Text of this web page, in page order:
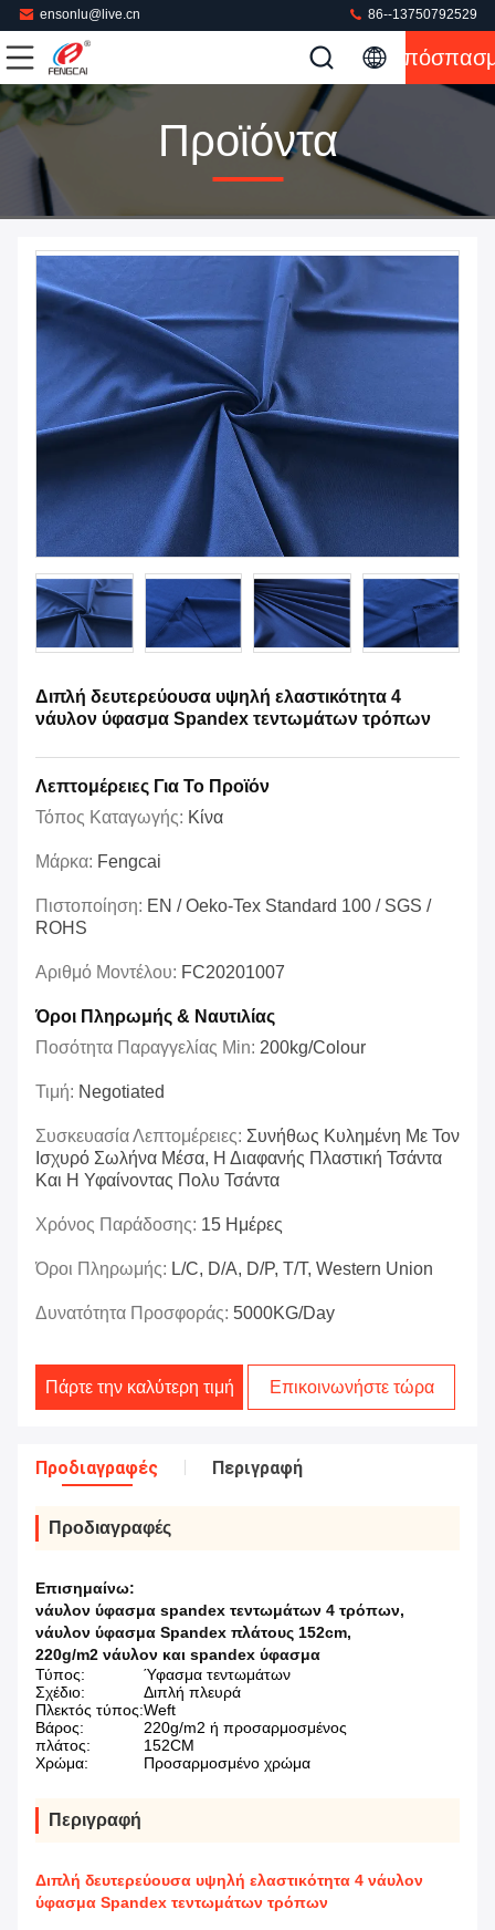
ensonlu@live.cn 86--13750792529
Προϊόντα
Διπλή δευτερεύουσα υψηλή ελαστικότητα 4
νάυλον ύφασμα Spandex τεντωμάτων τρόπων
Λεπτομέρειες Για Το Προϊόν
Τόπος Καταγωγής: Κίνα
Μάρκα: Fengcai
Πιστοποίηση: EN / Oeko-Tex Standard 100 / SGS /
ROHS
Αριθμό Μοντέλου: FC20201007
Όροι Πληρωμής & Ναυτιλίας
Ποσότητα Παραγγελίας Min: 200kg/colour
Τιμή: Negotiated
Συσκευασία Λεπτομέρειες: Συνήθως Κυλημένη Με Τον
Ισχυρό Σωλήνα Μέσα, Η Διαφανής Πλαστική Τσάντα
Και Η Υφαίνοντας Πολυ Τσάντα
Χρόνος Παράδοσης: 15 Ημέρες
Όροι Πληρωμής: L/C, D/A, D/P, T/T, Western Union
Δυνατότητα Προσφοράς: 5000KG/Day
Πάρτε την καλύτερη τιμή Επικοινωνήστε τώρα
Προδιαγραφές Περιγραφή
Προδιαγραφές
Επισημαίνω:
νάυλον ύφασμα spandex τεντωμάτων 4 τρόπων,
νάυλον ύφασμα Spandex πλάτους 152cm,
220g/m2 νάυλον και spandex ύφασμα
Τύπος:
Ύφασμα τεντωμάτων
Σχέδιο:
Διπλή πλευρά
Πλεκτός τύπος:Weft
Βάρος:
220g/m2 ή προσαρμοσμένος
πλάτος:
152CM
Χρώμα:
Προσαρμοσμένο χρώμα
Περιγραφή
Διπλή δευτερεύουσα υψηλή ελαστικότητα 4 νάυλον
ύφασμα Spandex τεντωμάτων τρόπων